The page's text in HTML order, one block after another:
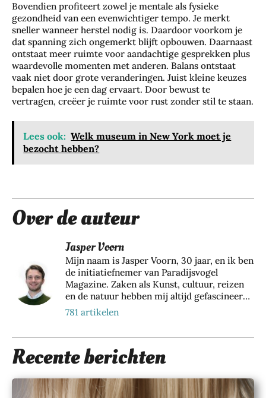
Bovendien profiteert zowel je mentale als fysieke
gezondheid van een evenwichtiger tempo. Je merkt
sneller wanneer herstel nodig is. Daardoor voorkom je
dat spanning zich ongemerkt blijft opbouwen. Daarnaast
ontstaat meer ruimte voor aandachtige gesprekken plus
waardevolle momenten met anderen. Balans ontstaat
vaak niet door grote veranderingen. Juist kleine keuzes
bepalen hoe je een dag ervaart. Door bewust te
vertragen, creëer je ruimte voor rust zonder stil te staan.
Lees ook: Welk museum in New York moet je
bezocht hebben?
Over de auteur
Jasper Voorn
Mijn naam is Jasper Voorn, 30 jaar, en ik ben
de initiatiefnemer van Paradijsvogel
Magazine. Zaken als Kunst, cultuur, reizen
en de natuur hebben mij altijd gefascineerd.
Vanuit een passie voor bovenstaande zaken
ben ik dan ook Paradijsvogels Magazine
en eigenaar van Web Wings BV, samen met
een groeiend team van 35+ collega’s,
dagelijks bezig met het realiseren van online
marketing resultaten voor meer dan 200
781 artikelen
Recente berichten